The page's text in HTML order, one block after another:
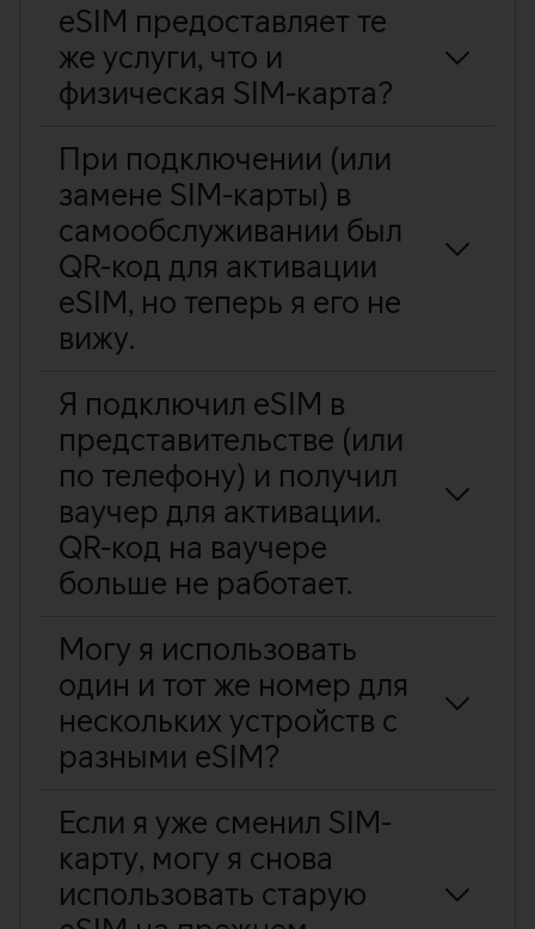
eSIM предоставляет те
же услуги, что и
физическая SIM-карта?
При подключении (или
замене SIM-карты) в
самообслуживании был
QR-код для активации
eSIM, но теперь я его не
вижу.
Я подключил eSIM в
представительстве (или
по телефону) и получил
ваучер для активации.
QR-код на ваучере
больше не работает.
Могу я использовать
один и тот же номер для
нескольких устройств с
разными eSIM?
Если я уже сменил SIM-
карту, могу я снова
использовать старую